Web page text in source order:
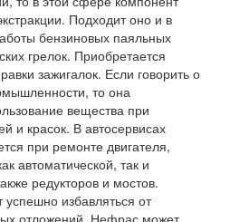
Подходит оно и в
бензиновых паяльных
грелок. Приобретается
зажигалок. Если говорить о
то она
вещества при
и красок. В автосервисах
при ремонте двигателя,
автоматической, так и
редукторов и мостов.
избавляться от
отложений. Нефрас может